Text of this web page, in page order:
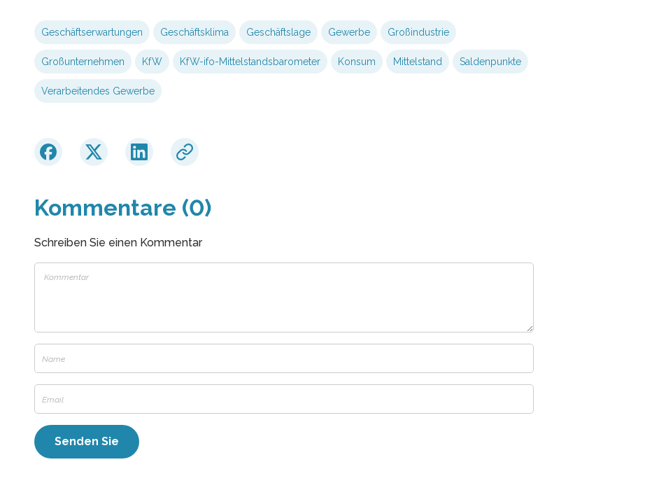
Geschäftserwartungen Geschäftsklima Geschäftslage Gewerbe Großindustrie
Großunternehmen KfW KfW-ifo-Mittelstandsbarometer Konsum Mittelstand Saldenpunkte
Verarbeitendes Gewerbe
Kommentare (0)
Schreiben Sie einen Kommentar